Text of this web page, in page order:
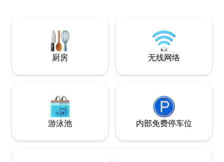
车网络4号线上，靠近马尔伯勒
（Marlborough）的Stein's和Dan's等非常
厨房 无线网络
游泳池 内部免费停车位